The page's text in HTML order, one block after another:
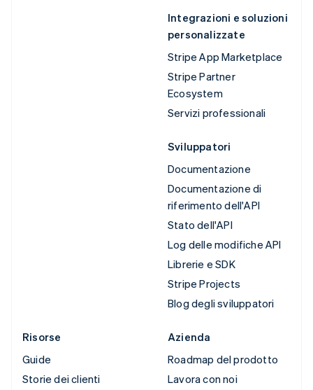
Integrazioni e soluzioni
personalizzate
Stripe App Marketplace
Stripe Partner
Ecosystem
Servizi professionali
Sviluppatori
Documentazione
Documentazione di
riferimento dell'API
Stato dell'API
Log delle modifiche API
Librerie e SDK
Stripe Projects
Blog degli sviluppatori
Risorse
Guide
Storie dei clienti
Azienda
Roadmap del prodotto
Lavora con noi